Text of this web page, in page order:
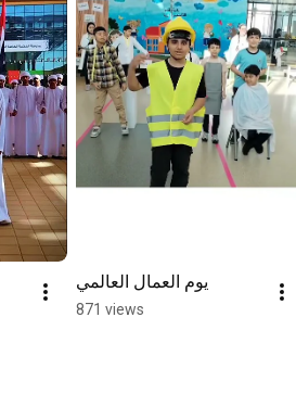
يوم العمال العالمي
871 views